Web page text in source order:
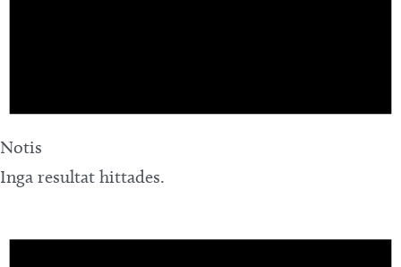
Notis
Inga resultat hittades.